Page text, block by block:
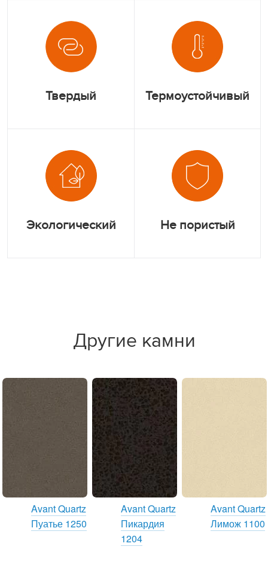
Твердый Термоустойчивый
Экологический Не пористый
Другие камни
Avant Quartz
Пуатье 1250
Avant Quartz
Пикардия
1204
Avant Quartz
Лимож 1100